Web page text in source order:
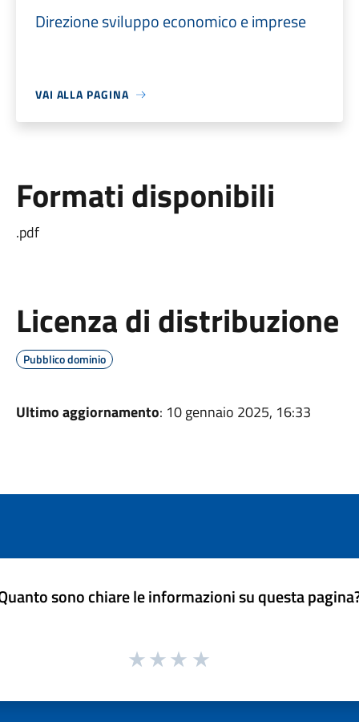
Direzione sviluppo economico e imprese
VAI ALLA PAGINA
Formati disponibili
.pdf
Licenza di distribuzione
Pubblico dominio
Ultimo aggiornamento: 10 gennaio 2025, 16:33
sono chiare le informazioni su questa